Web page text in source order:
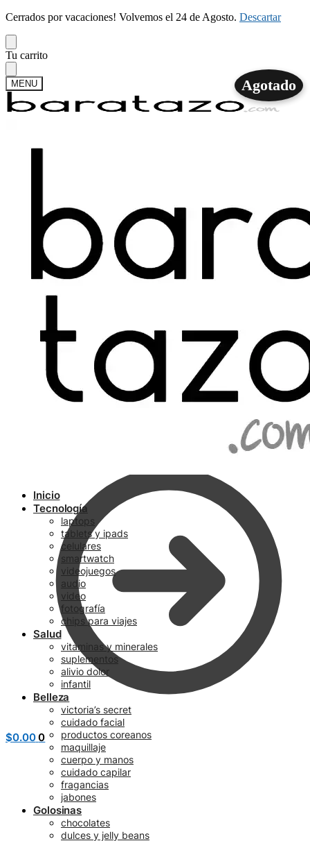
Cerrados por vacaciones! Volvemos el 24 de Agosto. Descartar
Skip
to
navigation
Skip
to
content
Tu carrito
MENU
Mi cuenta
$0.00 0
Inicio
Tecnología
laptops
tablets y ipads
celulares
smartwatch
videojuegos
audio
video
fotografía
chips para viajes
Salud
vitaminas y minerales
suplementos
alivio dolor
infantil
Belleza
victoria’s secret
cuidado facial
productos coreanos
maquillaje
cuerpo y manos
cuidado capilar
fragancias
jabones
Golosinas
chocolates
dulces y jelly beans
Agotado